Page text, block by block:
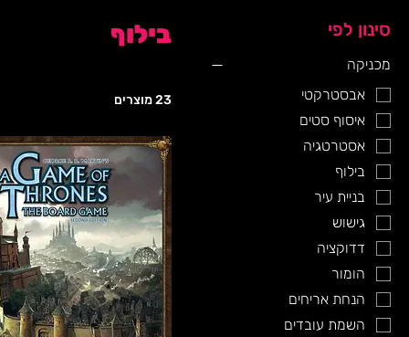
סינון לפי
מכניקה
אבסטרקטי
איסוף סטים
אסטרטגיה
בילוף
בניית עיר
גישוש
דדוקציה
הומור
הנחת אריחים
השמת עובדים
בילוף
23 מוצרים